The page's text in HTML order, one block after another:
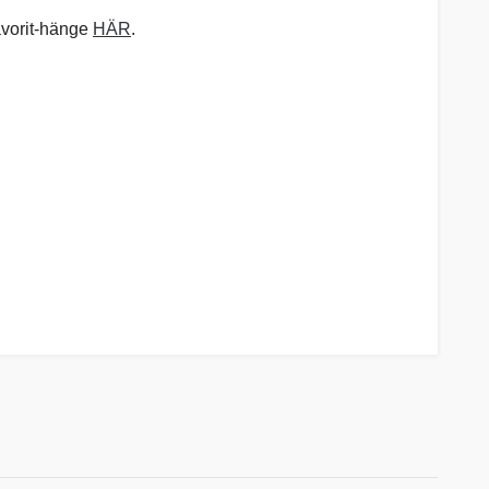
hänge HÄR.